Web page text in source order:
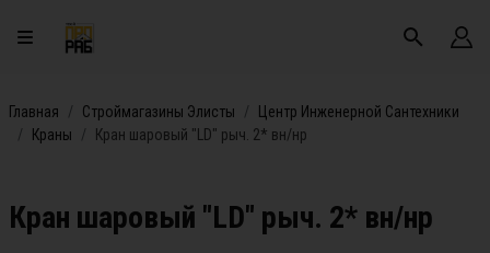
Главная Строймагазины Элисты
Центр Инженерной Сантехники
Краны
Кран шаровый "LD" рыч. 2* вн/нр
Кран шаровый "LD" рыч. 2* вн/нр